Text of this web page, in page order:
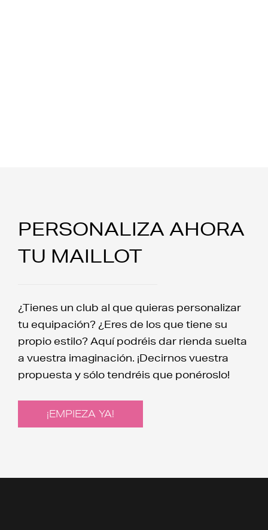
PERSONALIZA AHORA
TU MAILLOT
¿Tienes un club al que quieras personalizar
tu equipación? ¿Eres de los que tiene su
propio estilo? Aquí podréis dar rienda suelta
a vuestra imaginación. ¡Decirnos vuestra
propuesta y sólo tendréis que ponéroslo!
¡EMPIEZA YA!